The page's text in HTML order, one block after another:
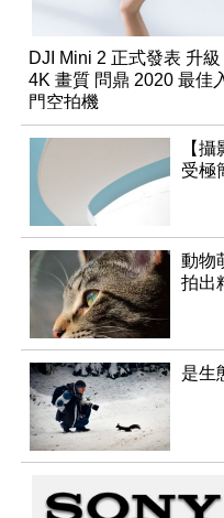
DJI Mini 2 正式發表 升級
4K 畫質 問鼎 2020 最佳
門空拍機
【
受極
動物
拍出
是生